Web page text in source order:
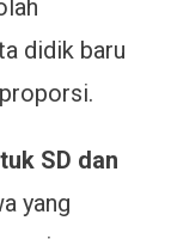
didik baru
SD dan
yang